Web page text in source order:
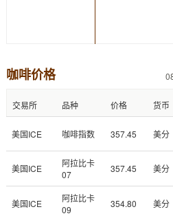
咖啡价格
交易所 品种 价格 货币
美国ICE 咖啡指数 357.45 美分
美国ICE
阿拉比卡
07
357.45 美分
美国ICE
阿拉比卡
09
354.80 美分